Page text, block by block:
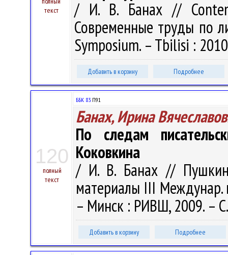
текст
/ И. В. Банах //
Современные труды по
Symposium. – Tbilisi :
Добавить в корзину Подробнее
120
полный
текст
ББК 83.П91
Банах, Ирина
По следам
Коковкина
/ И. В. Банах //
материалы III Междунар.
– Минск : РИВШ, 2009. –
Добавить в корзину Подробнее